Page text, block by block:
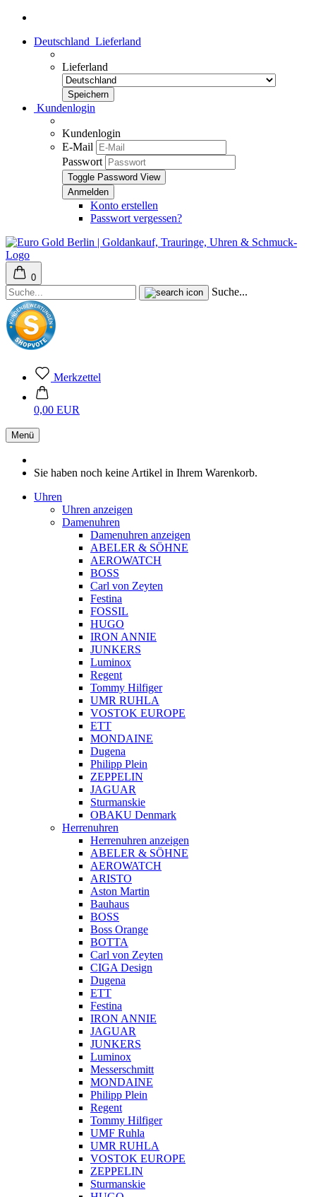
Deutschland Lieferland
Lieferland
Kundenlogin
Kundenlogin
E-Mail
Passwort
Toggle Password View
Konto erstellen
Passwort vergessen?
0
Suche...
Merkzettel
0,00 EUR
Menü
Sie haben noch keine Artikel in Ihrem Warenkorb.
Uhren
Uhren anzeigen
Damenuhren
Damenuhren anzeigen
ABELER & SÖHNE
AEROWATCH
BOSS
Carl von Zeyten
Festina
FOSSIL
HUGO
IRON ANNIE
JUNKERS
Luminox
Regent
Tommy Hilfiger
UMR RUHLA
VOSTOK EUROPE
ETT
MONDAINE
Dugena
Philipp Plein
ZEPPELIN
JAGUAR
Sturmanskie
OBAKU Denmark
Herrenuhren
Herrenuhren anzeigen
ABELER & SÖHNE
AEROWATCH
ARISTO
Aston Martin
Bauhaus
BOSS
Boss Orange
BOTTA
Carl von Zeyten
CIGA Design
Dugena
ETT
Festina
IRON ANNIE
JAGUAR
JUNKERS
Luminox
Messerschmitt
MONDAINE
Philipp Plein
Regent
Tommy Hilfiger
UMF Ruhla
UMR RUHLA
VOSTOK EUROPE
ZEPPELIN
Sturmanskie